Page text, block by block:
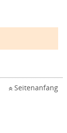
Seitenanfang